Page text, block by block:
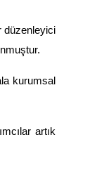
düzenleyici
kurumsal
artık